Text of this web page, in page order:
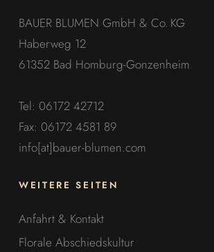
BAUER BLUMEN GmbH & Co. KG
Haberweg 12
61352 Bad Homburg-Gonzenheim
Tel: 06172 42712
Fax: 06172 4581 89
info[at]bauer-blumen.com
WEITERE SEITEN
Anfahrt & Kontakt
Florale Abschiedskultur